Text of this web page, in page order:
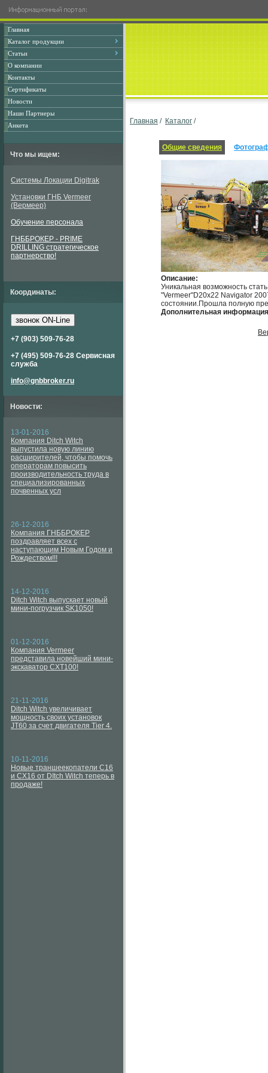
Главная
Каталог продукции
Статьи
О компании
Контакты
Сертификаты
Новости
Наши Партнеры
Анкета
Что мы ищем:
Системы Локации Digitrak
Установки ГНБ Vermeer
(Вермеер)
Обучение персонала
ГНББРОКЕР - PRIME
DRILLING стратегическое
партнерство!
Координаты:
звонок ON-Line
+7 (903) 509-76-28
+7 (495) 509-76-28 Сервисная
служба
info@gnbbroker.ru
Новости:
13-01-2016
Компания Ditch Witch
выпустила новую линию
расширителей, чтобы помочь
операторам повысить
производительность труда в
специализированных
почвенных усл
26-12-2016
Компания ГНББРОКЕР
поздравляет всех с
наступающим Новым Годом и
Рождеством!!!
14-12-2016
Ditch Witch выпускает новый
мини-погрузчик SK1050!
01-12-2016
Компания Vermeer
представила новейший мини-
экскаватор CXT100!
21-11-2016
Ditch Witch увеличивает
мощность своих установок
JT60 за счет двигателя Tier 4.
10-11-2016
Новые траншеекопатели C16
и CX16 от DItch Witch теперь в
продаже!
Главная / Каталог /
Общие сведения
Описание:
Уникальная возможность
"Vermeer"D20x22 Navigator
состоянии.Прошла полную
Дополнительная